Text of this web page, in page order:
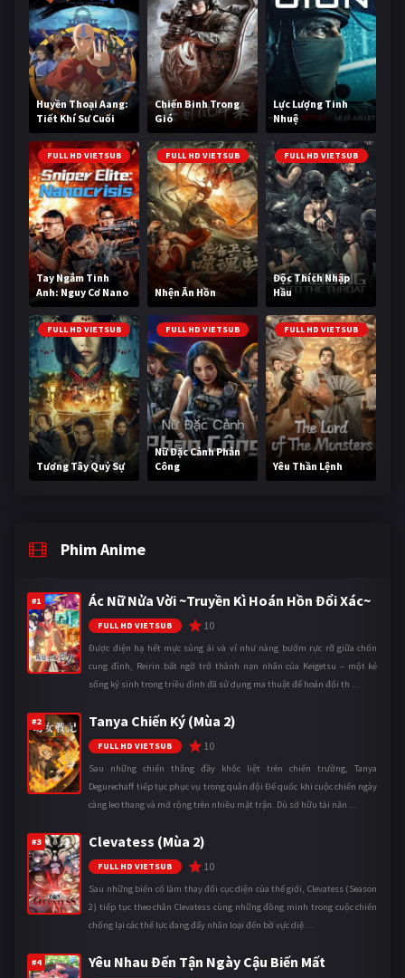
Huyền Thoại Aang:
Tiết Khí Sư Cuối
Cùng
Chiến Binh Trong
Gió
Lực Lượng Tinh
Nhuệ
FULL HD VIETSUB
Tay Ngắm Tinh
Anh: Nguy Cơ Nano
FULL HD VIETSUB
Nhện Ăn Hồn
FULL HD VIETSUB
Độc Thích Nhập
Hầu
FULL HD VIETSUB
Tương Tây Quỷ Sự
FULL HD VIETSUB
Nữ Đặc Cảnh Phản
Công
FULL HD VIETSUB
Yêu Thần Lệnh
Phim Anime
#1 Ác Nữ Nửa Vời ~Truyền Kì Hoán Hồn Đổi Xác~
FULL HD VIETSUB 10
Được điện hạ hết mực sủng ái và ví như nàng bướm rực rỡ giữa chốn
cung đình, Reirin bất ngờ trở thành nạn nhân của Keigetsu – một kẻ
sống ký sinh trong triều đình đã sử dụng ma thuật để hoán đổi th ...
#2 Tanya Chiến Ký (Mùa 2)
FULL HD VIETSUB 10
Sau những chiến thắng đầy khốc liệt trên chiến trường, Tanya
Degurechaff tiếp tục phục vụ trong quân đội Đế quốc khi cuộc chiến ngày
càng leo thang và mở rộng trên nhiều mặt trận. Dù sở hữu tài năn ...
#3 Clevatess (Mùa 2)
FULL HD VIETSUB 10
Sau những biến cố làm thay đổi cục diện của thế giới, Clevatess (Season
2) tiếp tục theo chân Clevatess cùng những đồng minh trong cuộc chiến
chống lại các thế lực đang đẩy nhân loại đến bờ vực diệ ...
#4 Yêu Nhau Đến Tận Ngày Cậu Biến Mất